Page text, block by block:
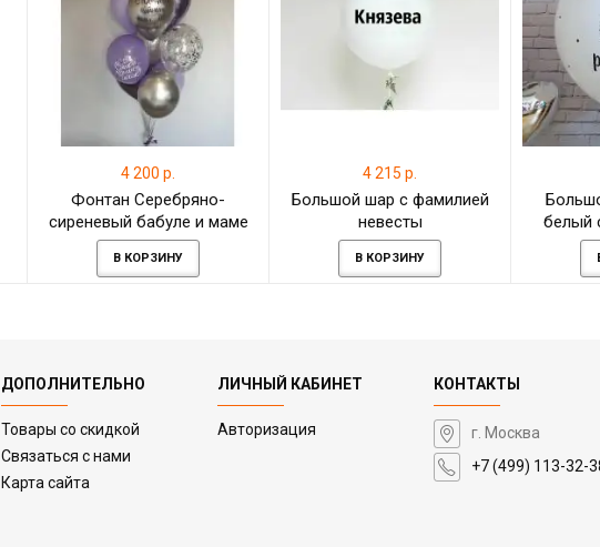
4 200 р.
Фонтан Серебряно-
сиреневый бабуле и маме
на юбилей
В КОРЗИНУ
4 215 р.
Большой шар с фамилией
невесты
В КОРЗИНУ
белый
ДОПОЛНИТЕЛЬНО
Товары со скидкой
Связаться с нами
Карта сайта
ЛИЧНЫЙ КАБИНЕТ
Авторизация
КОНТАКТЫ
г. Москва
+7 (499) 113-32-